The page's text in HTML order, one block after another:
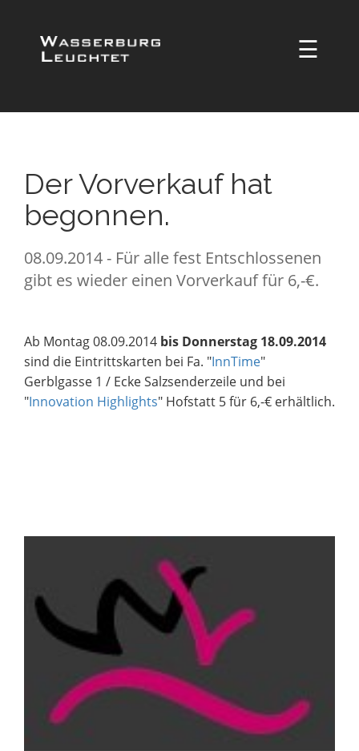
☰
Der Vorverkauf hat
begonnen.
08.09.2014 - Für alle fest Entschlossenen
gibt es wieder einen Vorverkauf für 6,-€.
Ab Montag 08.09.2014 bis Donnerstag 18.09.2014
sind die Eintrittskarten bei Fa. "InnTime"
Gerblgasse 1 / Ecke Salzsenderzeile und bei
"Innovation Highlights" Hofstatt 5 für 6,-€ erhältlich.